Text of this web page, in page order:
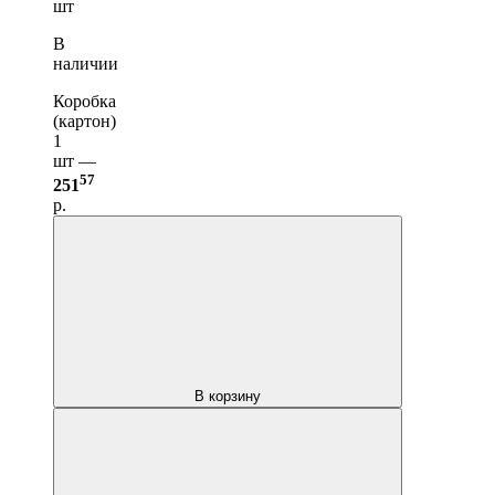
шт
В
наличии
Коробка
(картон)
1
шт —
25157
р.
В корзину